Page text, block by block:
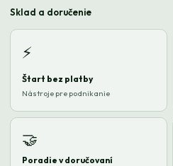
Sklad a doručenie
⚡
Štart bez platby
Nástroje pre podnikanie
🤝
Poradie v doručovaní